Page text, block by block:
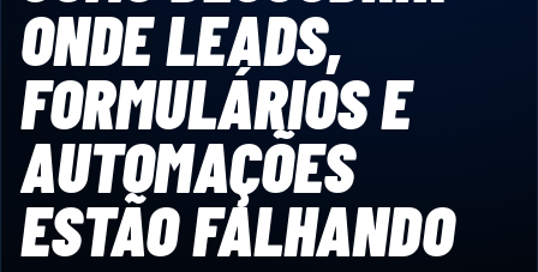
ONDE LEADS,
FORMULÁRIOS E
AUTOMAÇÕES
ESTÃO FALHANDO